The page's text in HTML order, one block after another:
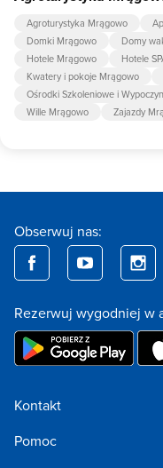
Agroturystyka Mrągowo
Domki Mrągowo
Domy
Hotele Mrągowo
Hotele
Kwatery i pokoje Mrągowo
Ośrodki Szkoleniowe i
Wille Mrągowo
Zajazdy
Obserwuj nas:
Rezerwuj wygodniej w
Kontakt
Pomoc